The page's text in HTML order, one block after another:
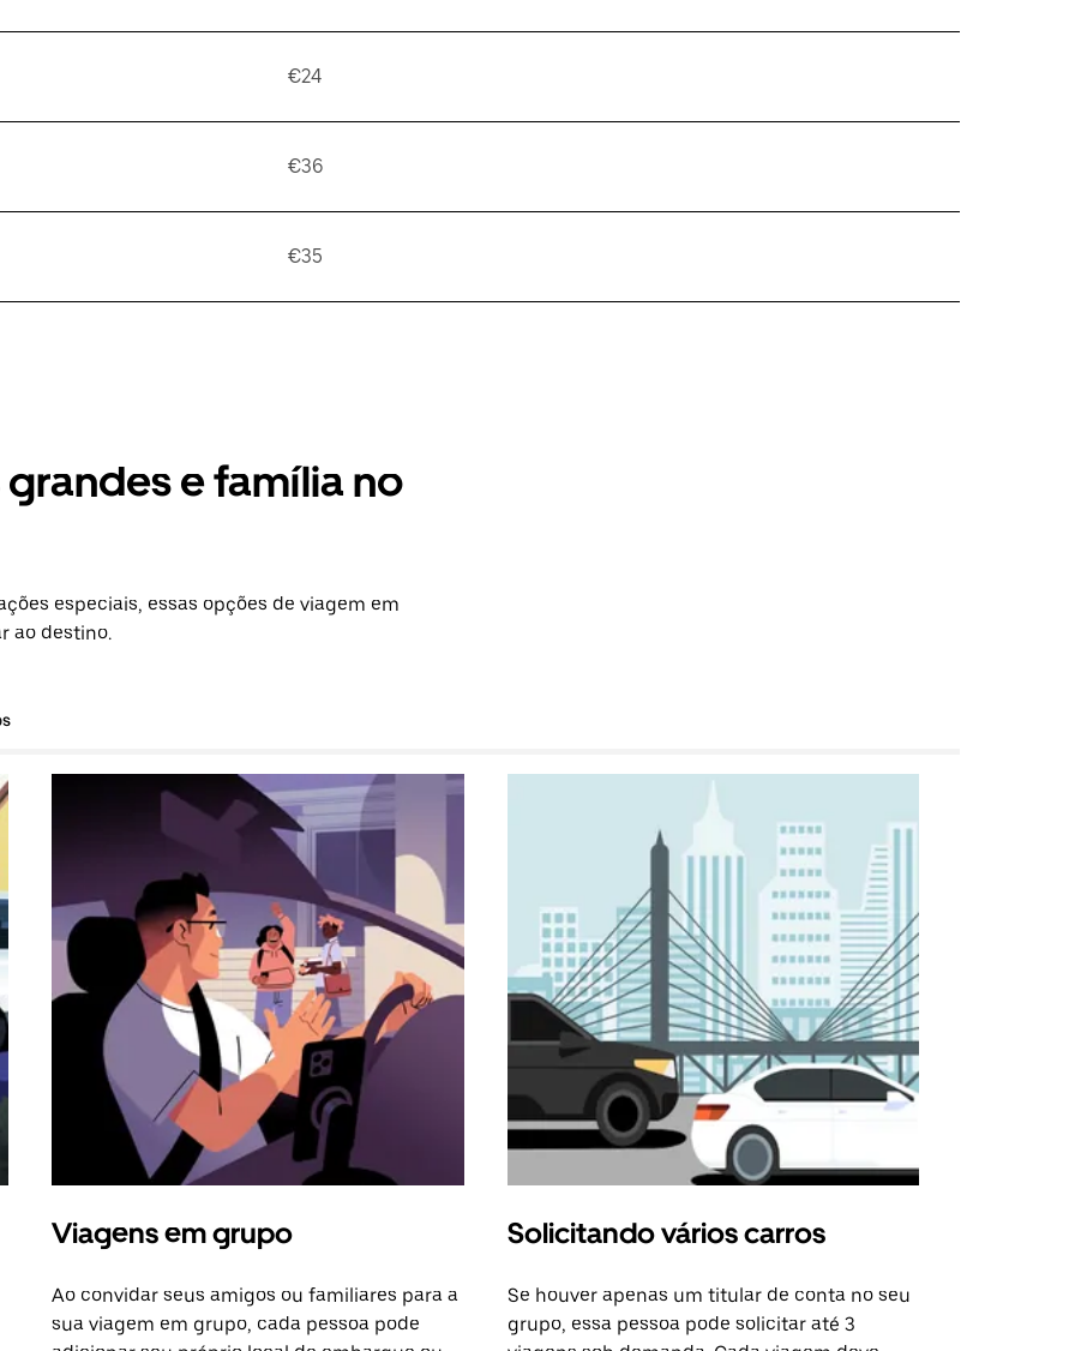
€24
€36
€35
e família no
especiais, essas opções de viagem em
ao destino.
Viagens em grupo
Ao convidar seus amigos ou familiares para a
sua viagem em grupo, cada pessoa pode
Solicitando vários carros
Se houver apenas um titular de conta no seu
grupo, essa pessoa pode solicitar até 3